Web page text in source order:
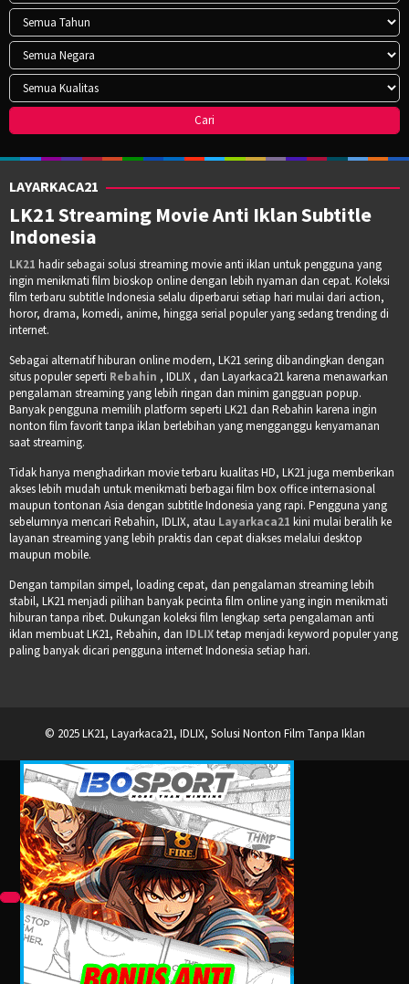
LAYARKACA21
LK21 Streaming Movie Anti Iklan Subtitle
Indonesia
LK21 hadir sebagai solusi streaming movie anti iklan untuk pengguna yang
ingin menikmati film bioskop online dengan lebih nyaman dan cepat. Koleksi
film terbaru subtitle Indonesia selalu diperbarui setiap hari mulai dari action,
horor, drama, komedi, anime, hingga serial populer yang sedang trending di
internet.
Sebagai alternatif hiburan online modern, LK21 sering dibandingkan dengan
situs populer seperti Rebahin , IDLIX , dan Layarkaca21 karena menawarkan
pengalaman streaming yang lebih ringan dan minim gangguan popup.
Banyak pengguna memilih platform seperti LK21 dan Rebahin karena ingin
nonton film favorit tanpa iklan berlebihan yang mengganggu kenyamanan
saat streaming.
Tidak hanya menghadirkan movie terbaru kualitas HD, LK21 juga memberikan
akses lebih mudah untuk menikmati berbagai film box office internasional
maupun tontonan Asia dengan subtitle Indonesia yang rapi. Pengguna yang
sebelumnya mencari Rebahin, IDLIX, atau Layarkaca21 kini mulai beralih ke
layanan streaming yang lebih praktis dan cepat diakses melalui desktop
maupun mobile.
Dengan tampilan simpel, loading cepat, dan pengalaman streaming lebih
stabil, LK21 menjadi pilihan banyak pecinta film online yang ingin menikmati
hiburan tanpa ribet. Dukungan koleksi film lengkap serta pengalaman anti
iklan membuat LK21, Rebahin, dan IDLIXtetap menjadi keyword populer yang
paling banyak dicari pengguna internet Indonesia setiap hari.
© 2025 LK21, Layarkaca21, IDLIX, Solusi Nonton Film Tanpa Iklan